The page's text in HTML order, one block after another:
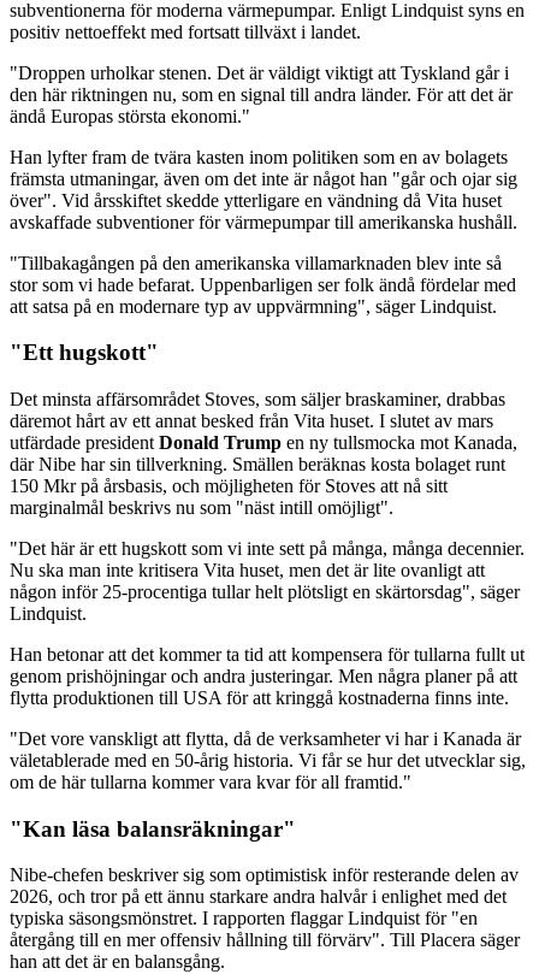
subventionerna för moderna värmepumpar. Enligt Lindquist syns en
positiv nettoeffekt med fortsatt tillväxt i landet.
"Droppen urholkar stenen. Det är väldigt viktigt att Tyskland går i
den här riktningen nu, som en signal till andra länder. För att det är
ändå Europas största ekonomi."
Han lyfter fram de tvära kasten inom politiken som en av bolagets
främsta utmaningar, även om det inte är något han "går och ojar sig
över". Vid årsskiftet skedde ytterligare en vändning då Vita huset
avskaffade subventioner för värmepumpar till amerikanska hushåll.
"Tillbakagången på den amerikanska villamarknaden blev inte så
stor som vi hade befarat. Uppenbarligen ser folk ändå fördelar med
att satsa på en modernare typ av uppvärmning", säger Lindquist.
"Ett hugskott"
Det minsta affärsområdet Stoves, som säljer braskaminer, drabbas
däremot hårt av ett annat besked från Vita huset. I slutet av mars
utfärdade president Donald Trump en ny tullsmocka mot Kanada,
där Nibe har sin tillverkning. Smällen beräknas kosta bolaget runt
150 Mkr på årsbasis, och möjligheten för Stoves att nå sitt
marginalmål beskrivs nu som "näst intill omöjligt".
"Det här är ett hugskott som vi inte sett på många, många decennier.
Nu ska man inte kritisera Vita huset, men det är lite ovanligt att
någon inför 25-procentiga tullar helt plötsligt en skärtorsdag", säger
Lindquist.
Han betonar att det kommer ta tid att kompensera för tullarna fullt ut
genom prishöjningar och andra justeringar. Men några planer på att
flytta produktionen till USA för att kringgå kostnaderna finns inte.
"Det vore vanskligt att flytta, då de verksamheter vi har i Kanada är
väletablerade med en 50-årig historia. Vi får se hur det utvecklar sig,
om de här tullarna kommer vara kvar för all framtid."
"Kan läsa balansräkningar"
Nibe-chefen beskriver sig som optimistisk inför resterande delen av
2026, och tror på ett ännu starkare andra halvår i enlighet med det
typiska säsongsmönstret. I rapporten flaggar Lindquist för "en
återgång till en mer offensiv hållning till förvärv". Till Placera säger
han att det är en balansgång.